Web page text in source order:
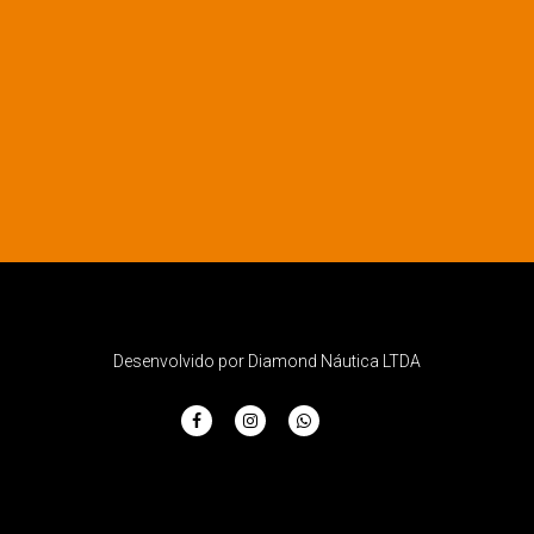
Desenvolvido por Diamond Náutica LTDA